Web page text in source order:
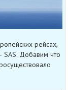
рейсах,
SAS. Добавим что